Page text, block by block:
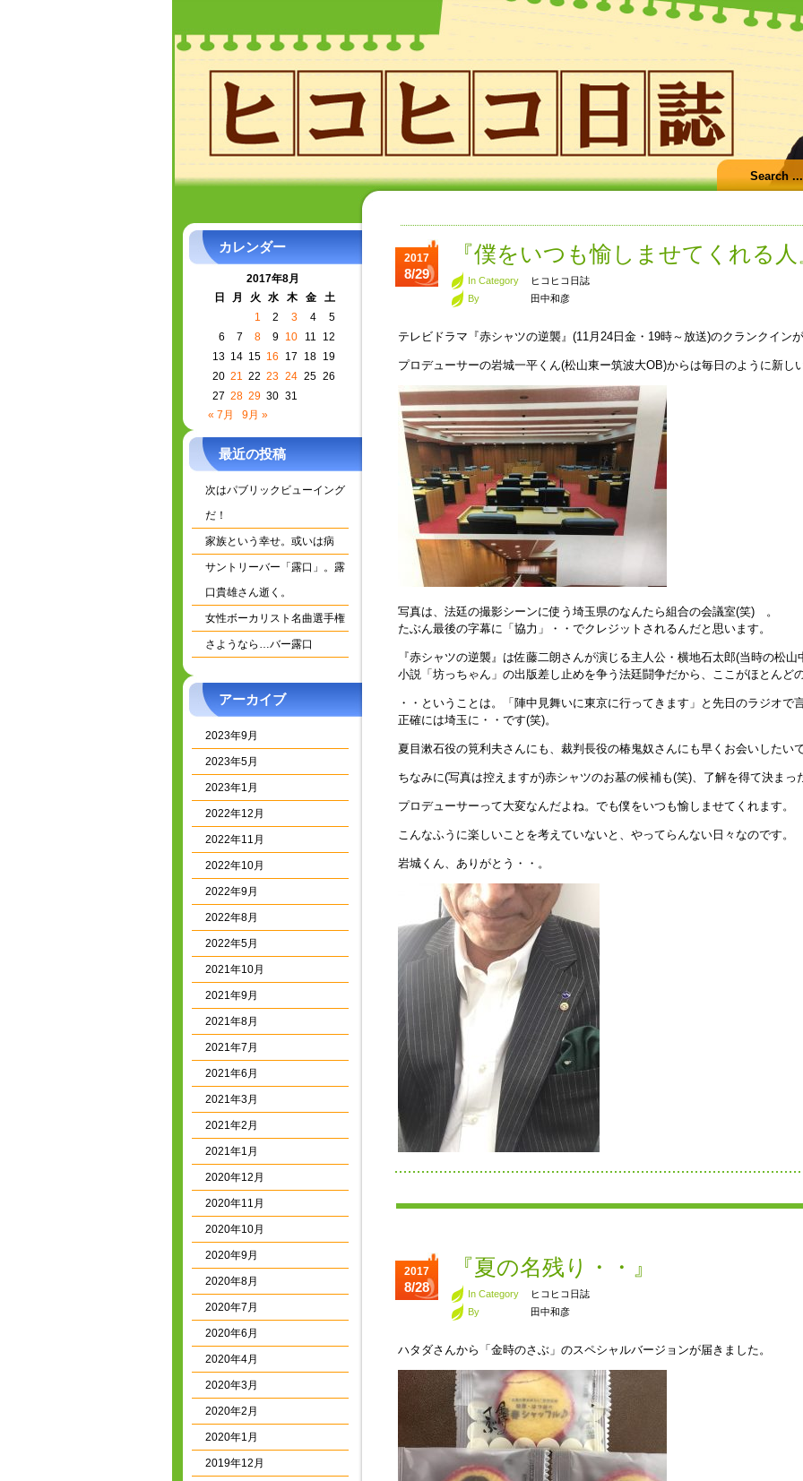
カレンダー
2017年8月
日
月 火 水 木 金
土
1
2 3 4
5
6
7 8 9 10 11
12
13 14 15 16 17 18
19
20 21 22 23 24 25 26
27 28 29 30 31
« 7月
9月 »
最近の投稿
次はパブリックビューイング
だ！
家族という幸せ。或いは病
サントリーバー「露口」。露
口貴雄さん逝く。
女性ボーカリスト名曲選手権
さようなら…バー露口
アーカイブ
2023年9月
2023年5月
2023年1月
2022年12月
2022年11月
2022年10月
2022年9月
2022年8月
2022年5月
2021年10月
2021年9月
2021年8月
2021年7月
2021年6月
2021年3月
2021年2月
2021年1月
2020年12月
2020年11月
2020年10月
2020年9月
2020年8月
2020年7月
2020年6月
2020年4月
2020年3月
2020年2月
2020年1月
2019年12月
2017
8/29
『僕をいつも愉しませてくれる人
In Category
ヒコヒコ日誌
By
田中和彦
テレビドラマ『赤シャツの逆襲』(11月24日金・19時～放送)のクランクイン
プロデューサーの岩城一平くん(松山東ー筑波大OB)からは毎日のように新し
写真は、法廷の撮影シーンに使う埼玉県のなんたら組合の会議室(笑) 。
たぶん最後の字幕に「協力」・・でクレジットされるんだと思います。
『赤シャツの逆襲』は佐藤二朗さんが演じる主人公・横地石太郎(当時の松
小説「坊っちゃん」の出版差し止めを争う法廷闘争だから、ここがほとんど
・・ということは。「陣中見舞いに東京に行ってきます」と先日のラジオで
正確には埼玉に・・です(笑)。
夏目漱石役の筧利夫さんにも、裁判長役の椿鬼奴さんにも早くお会いしたいで
ちなみに(写真は控えますが)赤シャツのお墓の候補も(笑)、了解を得て決まっ
プロデューサーって大変なんだよね。でも僕をいつも愉しませてくれます。
こんなふうに楽しいことを考えていないと、やってらんない日々なのです。
岩城くん、ありがとう・・。
2017
8/28
『夏の名残り・・』
In Category
ヒコヒコ日誌
By
田中和彦
ハタダさんから「金時のさぶ」のスペシャルバージョンが届きました。